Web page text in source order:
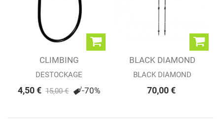
CLIMBING
TECHNOLOGY DOBLE
DESTOCKAGE
4,50 € 15,00 € -70%
BLACK DIAMOND
TRAIL BACK...
BLACK DIAMOND
70,00 €